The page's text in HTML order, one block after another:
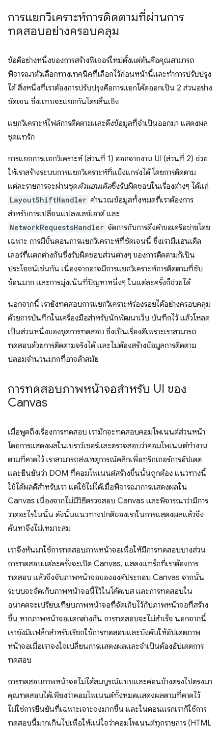
การแยกวิเคราะห์การติดตามที่ผ่านการ
ทดสอบอย่างครอบคลุม
ข้อดีอย่างหนึ่งของการสร้างฟีเจอร์ใหม่ตั้งแต่ต้นคือคุณสามารถ
พิจารณาตัวเลือกทางเทคนิคที่เลือกไว้ก่อนหน้านี้และทำการปรับปรุง
ได้ สิ่งหนึ่งที่เราต้องการปรับปรุงคือการแยกโค้ดออกเป็น 2 ส่วนอย่าง
ชัดเจน ซึ่งแทบจะแยกกันโดยสิ้นเชิง
แยกวิเคราะห์ไฟล์การติดตามและดึงข้อมูลที่จำเป็นออกมา แสดงผล
ชุดแทร็ก
การแยกการแยกวิเคราะห์ (ส่วนที่ 1) ออกจากงาน UI (ส่วนที่ 2) ช่วย
ให้เราสร้างระบบการแยกวิเคราะห์ที่แข็งแกร่งได้ โดยการติดตาม
แต่ละรายการจะผ่านชุดตัวแฮนเดิลซึ่งรับผิดชอบในเรื่องต่างๆ ได้แก่
LayoutShiftHandler คำนวณข้อมูลทั้งหมดที่เราต้องการ
สำหรับการเปลี่ยนแปลงเลย์เอาต์ และ
NetworkRequestsHandler จัดการกับการดึงคำขอเครือข่ายโดย
เฉพาะ การมีขั้นตอนการแยกวิเคราะห์ที่ชัดเจนนี้ ซึ่งเรามีแฮนเดิล
เลอร์ที่แตกต่างกันซึ่งรับผิดชอบส่วนต่างๆ ของการติดตามก็เป็น
ประโยชน์เช่นกัน เนื่องจากอาจมีการแยกวิเคราะห์การติดตามที่ซับ
ซ้อนมาก และการมุ่งเน้นที่ปัญหาหนึ่งๆ ในแต่ละครั้งก็ช่วยได้
นอกจากนี้ เรายังทดสอบการแยกวิเคราะห์ร่องรอยได้อย่างครอบคลุม
ด้วยการบันทึกในเครื่องมือสำหรับนักพัฒนาเว็บ บันทึกไว้ แล้วโหลด
เป็นส่วนหนึ่งของชุดการทดสอบ ซึ่งเป็นเรื่องดีเพราะเราสามารถ
ทดสอบด้วยการติดตามจริงได้ และไม่ต้องสร้างข้อมูลการติดตาม
ปลอมจำนวนมากที่อาจล้าสมัย
การทดสอบภาพหน้าจอสำหรับ UI ของ
Canvas
เมื่อพูดถึงเรื่องการทดสอบ เรามักจะทดสอบคอมโพเนนต์ส่วนหน้า
โดยการแสดงผลในเบราว์เซอร์และตรวจสอบว่าคอมโพเนนต์ทำงาน
ตามที่คาดไว้ เราสามารถส่งเหตุการณ์คลิกเพื่อทริกเกอร์การอัปเดต
และยืนยันว่า DOM ที่คอมโพเนนต์สร้างขึ้นนั้นถูกต้อง แนวทางนี้
ใช้ได้ผลดีสำหรับเรา แต่ใช้ไม่ได้เมื่อพิจารณาการแสดงผลใน
Canvas เนื่องจากไม่มีวิธีตรวจสอบ Canvas และพิจารณาว่ามีการ
วาดอะไรในนั้น ดังนั้นแนวทางปกติของเราในการแสดงผลแล้วจึง
ค้นหาจึงไม่เหมาะสม
เราจึงหันมาใช้การทดสอบภาพหน้าจอเพื่อให้มีการทดสอบบางส่วน
การทดสอบแต่ละครั้งจะเปิด Canvas, แสดงแทร็กที่เราต้องการ
ทดสอบ แล้วจึงจับภาพหน้าจอขององค์ประกอบ Canvas จากนั้น
ระบบจะจัดเก็บภาพหน้าจอนี้ไว้ในโค้ดเบส และการทดสอบใน
อนาคตจะเปรียบเทียบภาพหน้าจอที่จัดเก็บไว้กับภาพหน้าจอที่สร้าง
ขึ้น หากภาพหน้าจอแตกต่างกัน การทดสอบจะไม่สำเร็จ นอกจากนี้
เรายังมีแฟล็กสำหรับเรียกใช้การทดสอบและบังคับให้อัปเดตภาพ
หน้าจอเมื่อเราจงใจเปลี่ยนการแสดงผลและจำเป็นต้องอัปเดตการ
ทดสอบ
การทดสอบภาพหน้าจอไม่ได้สมบูรณ์แบบและค่อนข้างตรงไปตรงมา
คุณทดสอบได้เพียงว่าคอมโพเนนต์ทั้งหมดแสดงผลตามที่คาดไว้
ไม่ใช่การยืนยันที่เฉพาะเจาะจงมากขึ้น และในตอนแรกเราก็ใช้การ
ทดสอบนี้มากเกินไปเพื่อให้แน่ใจว่าคอมโพเนนต์ทุกรายการ (HTML